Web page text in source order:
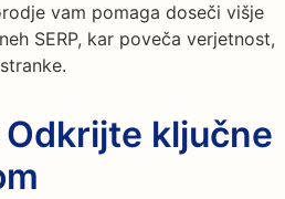
vam pomaga doseči višje
SERP, kar poveča verjetnost,
ključne